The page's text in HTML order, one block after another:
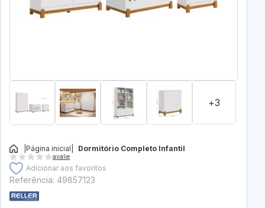
+3
Página inicial Dormitório Completo Infantil
avalie
Adicionar aos favoritos
Referência: 49857123